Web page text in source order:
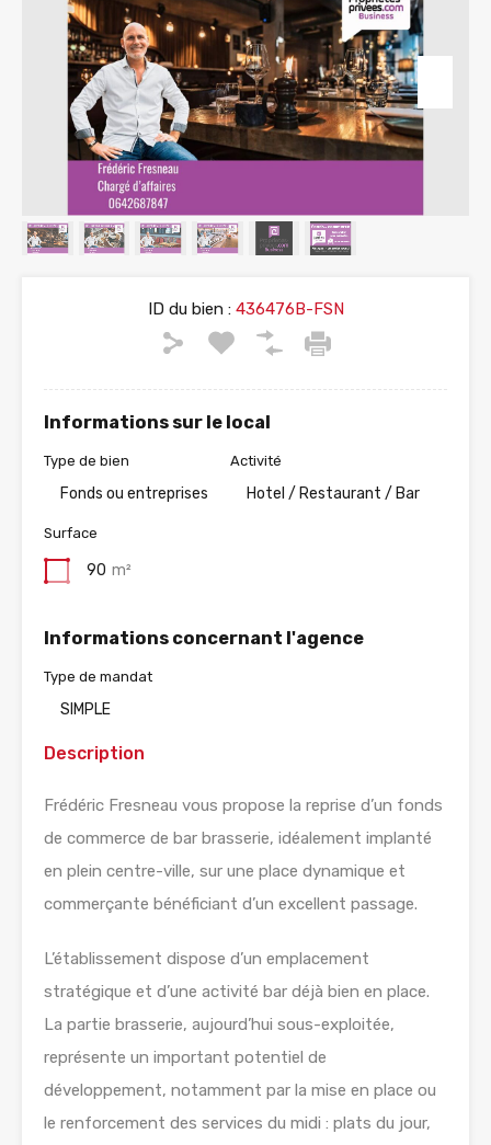
ID du bien :436476B-FSN
Informations sur le local
Type de bien
Fonds ou entreprises
Activité
Hotel / Restaurant / Bar
Surface
90 m²
Informations concernant l'agence
Type de mandat
SIMPLE
Description
Frédéric Fresneau vous propose la reprise d’un fonds
de commerce de bar brasserie, idéalement implanté
en plein centre-ville, sur une place dynamique et
commerçante bénéficiant d’un excellent passage.
L’établissement dispose d’un emplacement
stratégique et d’une activité bar déjà bien en place.
La partie brasserie, aujourd’hui sous-exploitée,
représente un important potentiel de
développement, notamment par la mise en place ou
le renforcement des services du midi : plats du jour,